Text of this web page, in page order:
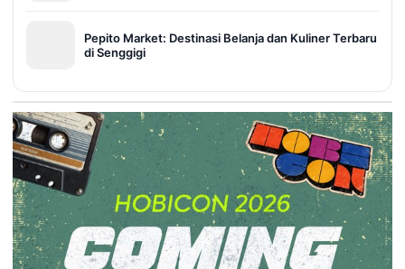
Pepito Market: Destinasi Belanja dan Kuliner Terbaru
di Senggigi